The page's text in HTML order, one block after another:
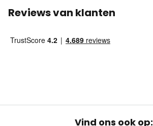
Reviews van klanten
Vind ons ook op: